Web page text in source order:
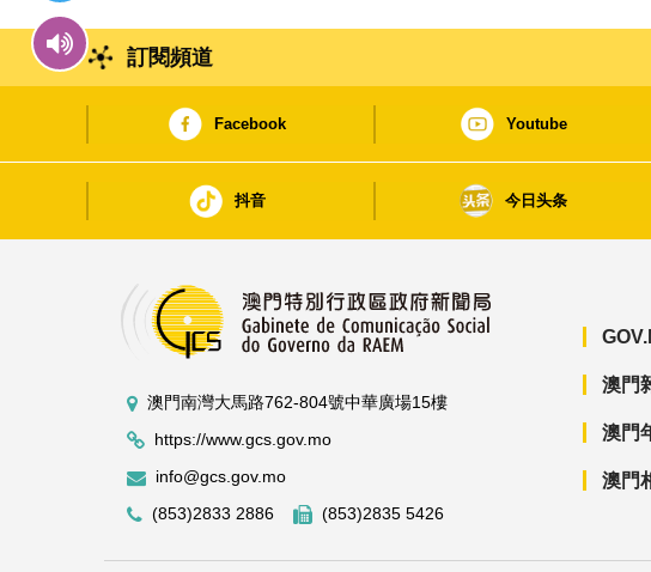
訂閱頻道
Facebook Youtube
抖音 今日头条
澳門南灣大馬路762-804號中華廣場15樓
https://www.gcs.gov.mo
info@gcs.gov.mo
(853)2833 2886
(853)2835 5426
澳門
澳門
澳門